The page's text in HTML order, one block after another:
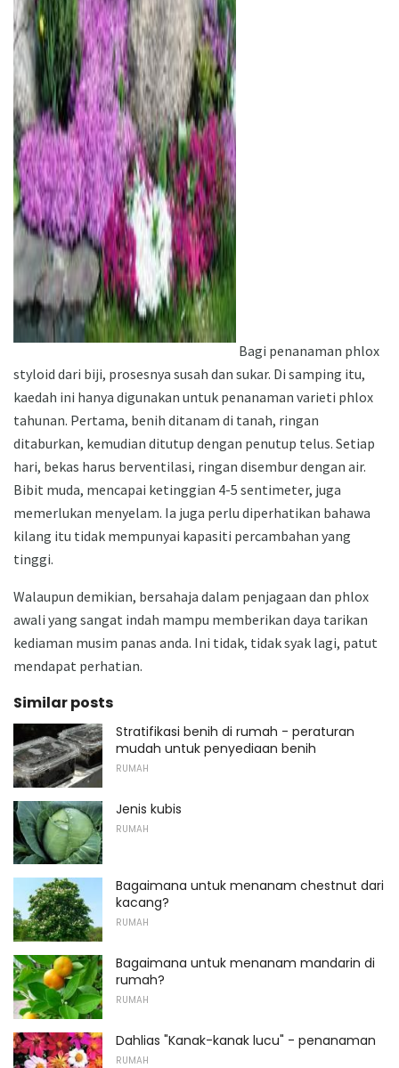
ad
Bagi penanaman phlox
styloid dari biji, prosesnya susah dan sukar. Di samping itu,
kaedah ini hanya digunakan untuk penanaman varieti phlox
tahunan. Pertama, benih ditanam di tanah, ringan
ditaburkan, kemudian ditutup dengan penutup telus. Setiap
hari, bekas harus berventilasi, ringan disembur dengan air.
Bibit muda, mencapai ketinggian 4-5 sentimeter, juga
memerlukan menyelam. Ia juga perlu diperhatikan bahawa
kilang itu tidak mempunyai kapasiti percambahan yang
tinggi.
Walaupun demikian, bersahaja dalam penjagaan dan phlox
awali yang sangat indah mampu memberikan daya tarikan
kediaman musim panas anda. Ini tidak, tidak syak lagi, patut
mendapat perhatian.
Similar posts
Stratifikasi benih di rumah - peraturan
mudah untuk penyediaan benih
RUMAH
Jenis kubis
RUMAH
Bagaimana untuk menanam chestnut dari
kacang?
RUMAH
Bagaimana untuk menanam mandarin di
rumah?
RUMAH
Dahlias "Kanak-kanak lucu" - penanaman
RUMAH